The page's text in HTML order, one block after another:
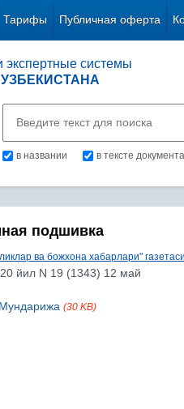
Тарифы Публичная оферта
системы
в названии в тексте документа
подшивка
ва божхона хабарлари"
йил N 19 (1343) 12 май
Мундарижа (30 KB)